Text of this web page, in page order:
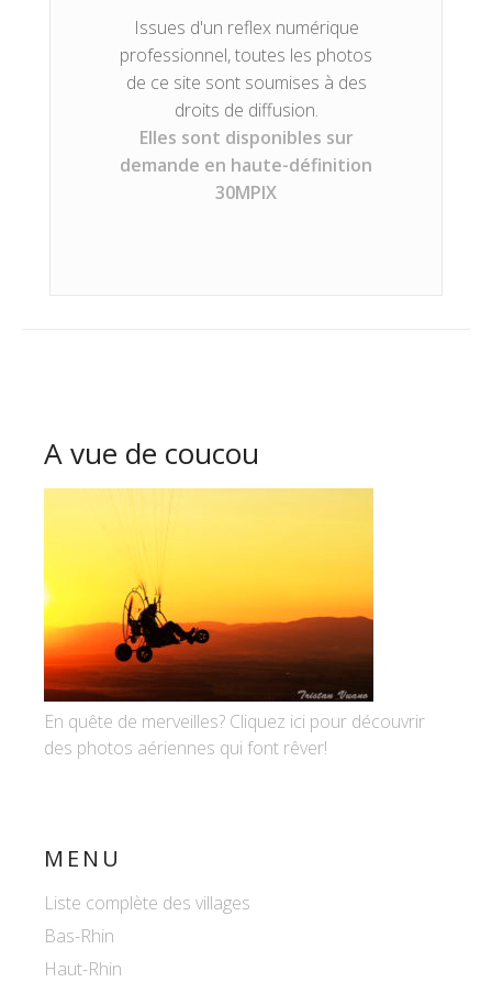
Issues d'un reflex numérique
professionnel, toutes les photos
de ce site sont soumises à des
droits de diffusion.
Elles sont disponibles sur
demande en haute-définition
30MPIX
A vue de coucou
En quête de merveilles? Cliquez ici pour découvrir
des photos aériennes qui font rêver!
MENU
Liste complète des villages
Bas-Rhin
Haut-Rhin